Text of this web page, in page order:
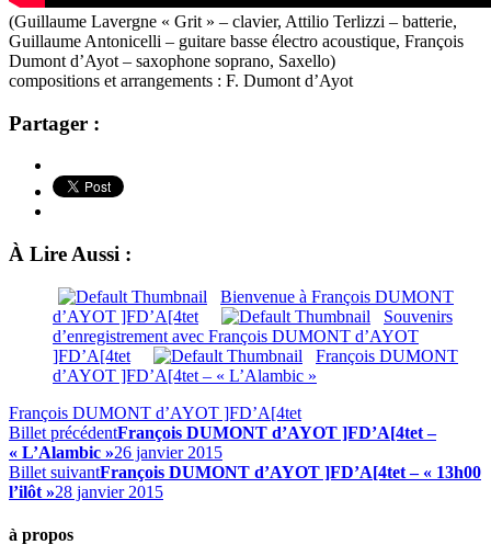
(Guillaume Lavergne « Grit » – clavier, Attilio Terlizzi – batterie,
Guillaume Antonicelli – guitare basse électro acoustique, François
Dumont d’Ayot – saxophone soprano, Saxello)
compositions et arrangements : F. Dumont d’Ayot
Partager :
À Lire Aussi :
Bienvenue à François DUMONT
d’AYOT ]FD’A[4tet
Souvenirs
d’enregistrement avec François DUMONT d’AYOT
]FD’A[4tet
François DUMONT
d’AYOT ]FD’A[4tet – « L’Alambic »
François DUMONT d’AYOT ]FD’A[4tet
Billet précédentFrançois DUMONT d’AYOT ]FD’A[4tet –
« L’Alambic »26 janvier 2015
Billet suivantFrançois DUMONT d’AYOT ]FD’A[4tet – « 13h00
l’ilôt »28 janvier 2015
à propos